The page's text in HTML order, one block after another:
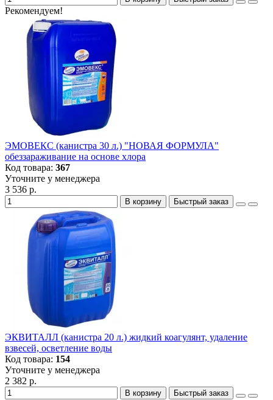
Рекомендуем!
ЭМОВЕКС (канистра 30 л.) "НОВАЯ ФОРМУЛА"
обеззараживание на основе хлора
Код товара: 367
Уточните у менеджера
3 536 р.
В корзину Быстрый заказ
ЭКВИТАЛЛ (канистра 20 л.) жидкий коагулянт, удаление
взвесей, осветление воды
Код товара: 154
Уточните у менеджера
2 382 р.
В корзину Быстрый заказ